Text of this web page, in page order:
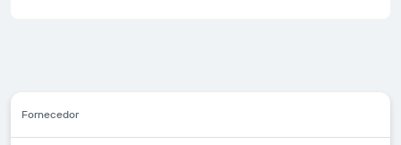
Fornecedor